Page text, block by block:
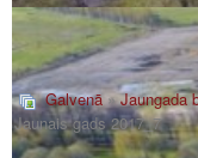
Galvenā»Jaungada
Jaunais gads 2017_7